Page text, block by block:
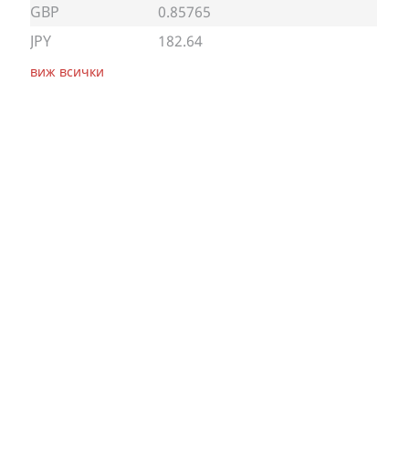
GBP
0.85765
JPY
182.64
виж всички